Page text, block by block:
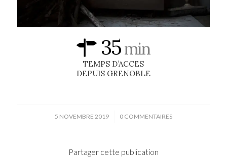
35min
TEMPS D’ACCES
DEPUIS GRENOBLE
5 NOVEMBRE 2019
/ 0 COMMENTAIRES
Partager cette publication